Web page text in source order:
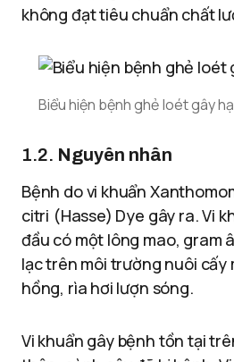
không đạt tiêu chuẩn chất
Biểu hiện bệnh ghẻ loét gây
1.2. Nguyên nhân
Bệnh do vi khuẩn
citri (Hasse) Dye gây ra. Vi
đầu có một lông mao, gram
lạc trên môi trường nuôi cấy
hồng, rìa hơi lượn sóng.
Vi khuẩn gây bệnh tồn tại